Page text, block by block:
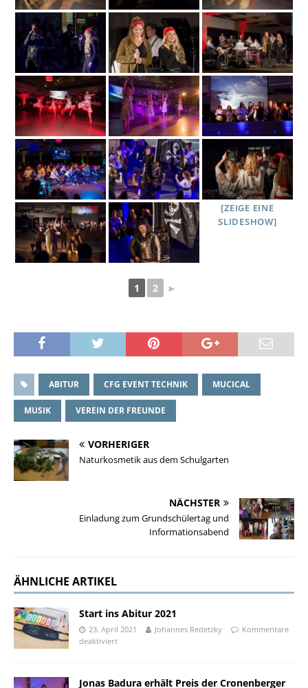
[ZEIGE EINE
SLIDESHOW]
1 2 ►
ABITUR CFG EVENT TECHNIK MUCICAL
MUSIK VEREIN DER FREUNDE
VORHERIGER
Naturkosmetik aus dem Schulgarten
NÄCHSTER
Einladung zum Grundschülertag und
Informationsabend
ÄHNLICHE ARTIKEL
Start ins Abitur 2021
23. April 2021 Johannes Redetzky
Kommentare
deaktiviert
Jonas Badura erhält Preis der Cronenberger